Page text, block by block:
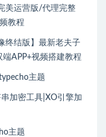
美运营版/代理完整
教程
终结版】最新老夫子
APP+视频搭建教程
主题
加密工具|XO引擎加
主题